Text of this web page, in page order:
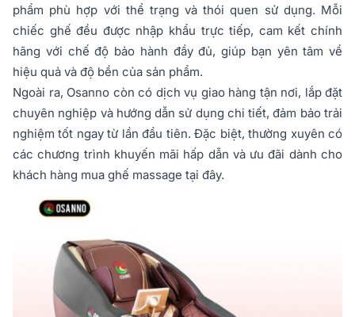
phẩm phù hợp với thể trạng và thói quen sử dụng. Mỗi
chiếc ghế đều được nhập khẩu trực tiếp, cam kết chính
hãng với chế độ bảo hành đầy đủ, giúp bạn yên tâm về
hiệu quả và độ bền của sản phẩm.
Ngoài ra, Osanno còn có dịch vụ giao hàng tận nơi, lắp đặt
chuyên nghiệp và hướng dẫn sử dụng chi tiết, đảm bảo trải
nghiệm tốt ngay từ lần đầu tiên. Đặc biệt, thường xuyên có
các chương trình khuyến mãi hấp dẫn và ưu đãi dành cho
khách hàng mua ghế massage tại đây.